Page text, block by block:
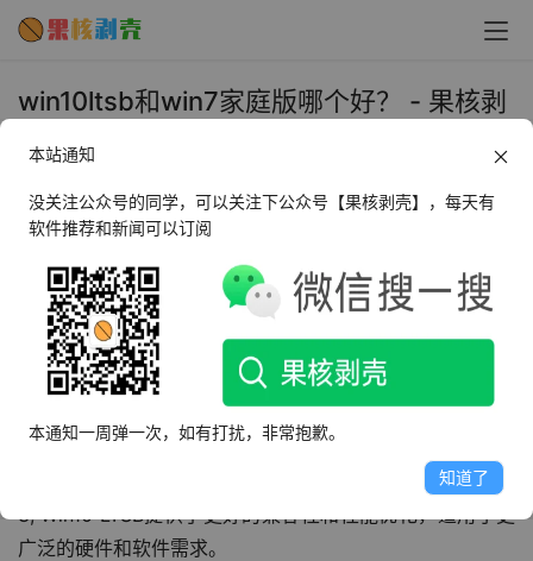
win10ltsb和win7家庭版哪个好？ - 果核剥
2023年11月23日 上午10:46 • 教程
win10ltsb和win7家庭版哪个好？
1, Win10 LTSB是Windows 10的一个版本，具有长期支持和
稳定性，在企业环境中表现出色。
2, Win7家庭版虽然也是常见的操作系统，但其支持已经逐
3, Win10 LTSB提供了更好的兼容性和性能优化，适用于更
广泛的硬件和软件需求。
本站通知
没关注公众号的同学，可以关注下公众号【果核剥壳】，每天有
软件推荐和新闻可以订阅
本通知一周弹一次，如有打扰，非常抱歉。
知道了